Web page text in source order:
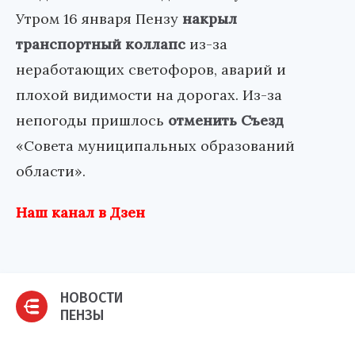
Утром 16 января Пензу накрыл
транспортный коллапс из-за
неработающих светофоров, аварий и
плохой видимости на дорогах. Из-за
непогоды пришлось отменить Съезд
«Совета муниципальных образований
области».
Наш канал в Дзен
НОВОСТИ
ПЕНЗЫ